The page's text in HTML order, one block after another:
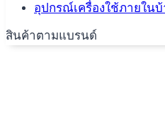
อุปกรณ์เครื่องใช้ภายใน
สินค้าตามแบรนด์